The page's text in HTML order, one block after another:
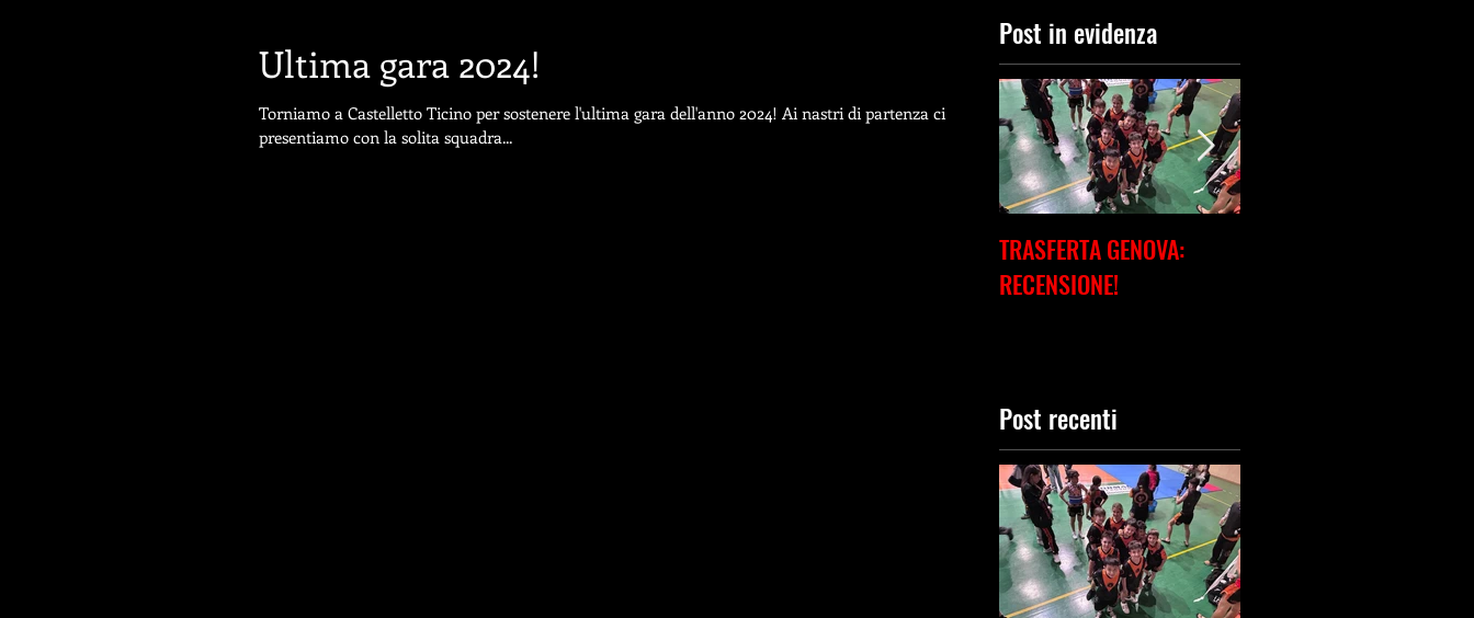
Ultima gara 2024!
Torniamo a Castelletto Ticino per sostenere l'ultima gara dell'anno 2024! Ai nastri di partenza ci
presentiamo con la solita squadra...
Post in evidenza
TRASFERTA GENOVA:
RECENSIONE!
Post recenti